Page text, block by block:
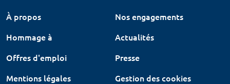
À propos
Nos engagements
Hommage à
Actualités
Offres d'emploi
Presse
Mentions légales
Gestion des cookies